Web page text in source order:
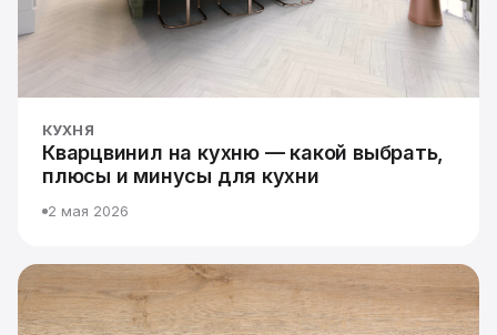
КУХНЯ
Кварцвинил на кухню — какой выбрать,
плюсы и минусы для кухни
2 мая 2026